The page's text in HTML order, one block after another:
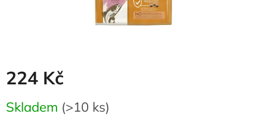
224 Kč
cena:
Skladem (>10 ks)